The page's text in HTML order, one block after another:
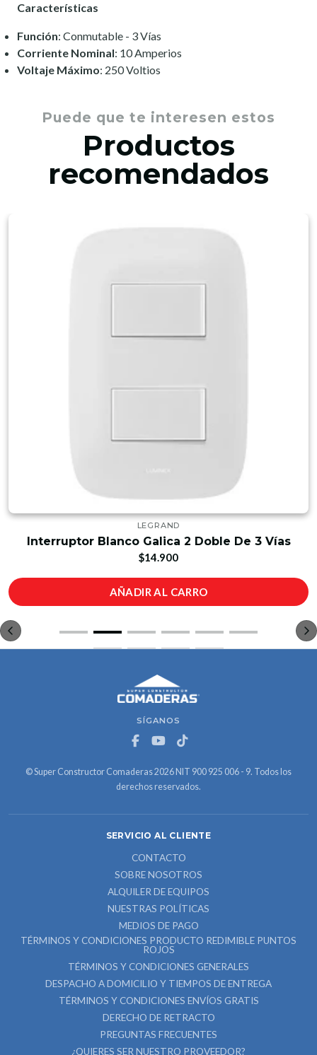
Características
Función: Conmutable - 3 Vías
Corriente Nominal: 10 Amperios
Voltaje Máximo: 250 Voltios
Puede que te interesen estos
Productos
recomendados
LEGRAND
Interruptor Blanco Galica 2 Doble De 3 Vías
$14.900
AÑADIR AL CARRO
SÍGANOS
© Super Constructor Comaderas 2026 NIT 900 925 006 - 9. Todos los
derechos reservados.
SERVICIO AL CLIENTE
CONTACTO
SOBRE NOSOTROS
ALQUILER DE EQUIPOS
NUESTRAS POLÍTICAS
MEDIOS DE PAGO
TÉRMINOS Y CONDICIONES PRODUCTO REDIMIBLE PUNTOS
ROJOS
TÉRMINOS Y CONDICIONES GENERALES
DESPACHO A DOMICILIO Y TIEMPOS DE ENTREGA
TÉRMINOS Y CONDICIONES ENVÍOS GRATIS
DERECHO DE RETRACTO
PREGUNTAS FRECUENTES
¿QUIERES SER NUESTRO PROVEEDOR?